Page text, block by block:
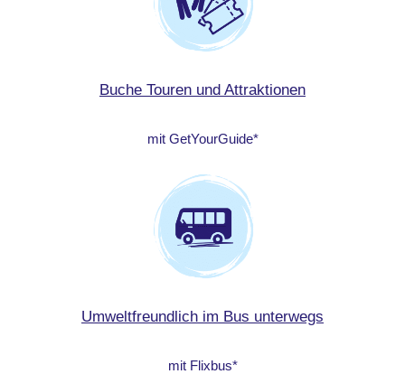
Buche Touren und Attraktionen
mit GetYourGuide*
Umweltfreundlich im Bus unterwegs
mit Flixbus*